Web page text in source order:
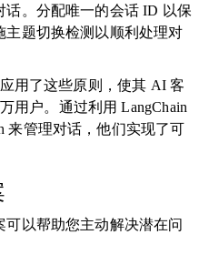
。分配唯一的会话 ID 以保
题切换检测以顺利处理对
用了这些原则，使其 AI 客
用户。通过利用 LangChain
来管理对话，他们实现了可
以帮助您主动解决潜在问